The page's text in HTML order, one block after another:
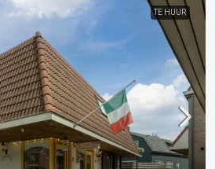
TE HUUR